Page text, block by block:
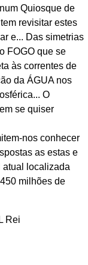
Quiosque de
revisitar estes
e... Das simetrias
FOGO que se
às correntes de
da ÁGUA nos
O
se quiser
nos conhecer
as estas e
atual localizada
milhões de
Rei